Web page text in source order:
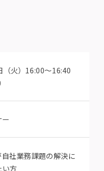
（火）16:00〜16:40
社業務課題の解決に
い方